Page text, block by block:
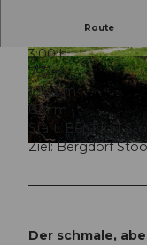
© Stoos-Muotatal Tourismus,
© Stoos-Muotatal Tourismus,
Route
3:00 h
757 m
1.303 m
624 m
Start: Bergdorf
Ziel: Bergdorf
Der schmale,